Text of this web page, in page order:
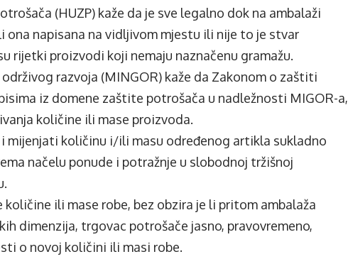
(HUZP) kaže da je sve legalno dok na ambalaži
ona napisana na vidljivom mjestu ili nije to je stvar
rijetki proizvodi koji nemaju naznačenu gramažu.
razvoja (MINGOR) kaže da Zakonom o zaštiti
iz domene zaštite potrošača u nadležnosti MIGOR-a,
količine ili mase proizvoda.
mijenjati količinu i/ili masu određenog artikla sukladno
načelu ponude i potražnje u slobodnoj tržišnoj
količine ili mase robe, bez obzira je li pritom ambalaža
dimenzija, trgovac potrošače jasno, pravovremeno,
o novoj količini ili masi robe.